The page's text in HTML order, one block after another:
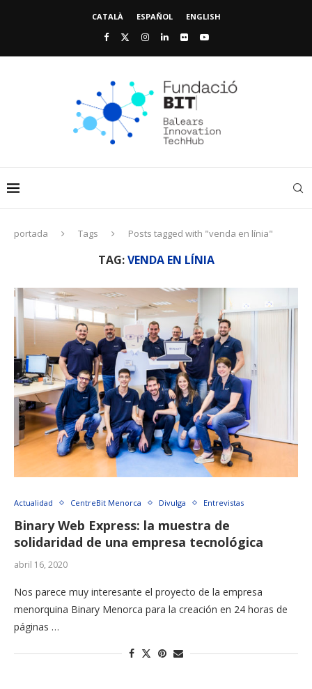
CATALÀ ESPAÑOL ENGLISH
portada Tags Posts tagged with "venda en línia"
TAG:VENDA EN LÍNIA
Actualidad CentreBit Menorca Divulga Entrevistas
Binary Web Express: la muestra de
solidaridad de una empresa tecnológica
abril 16, 2020
Nos parece muy interesante el proyecto de la empresa
menorquina Binary Menorca para la creación en 24 horas de
páginas …